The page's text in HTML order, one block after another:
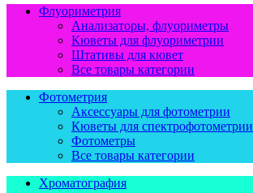
Флуориметрия
Анализаторы, флуориметры
Кюветы для флуориметрии
Штативы для кювет
Все товары категории
Фотометрия
Аксессуары для фотометрии
Кюветы для спектрофотометрии
Фотометры
Все товары категории
Хроматография